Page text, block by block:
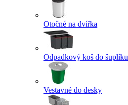
Otočné na dvířka
Odpadkový koš do šuplíku
Vestavné do desky